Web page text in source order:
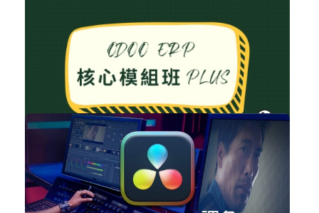
樞紐分析從基本功到進階實務
加入購物車
購買後有效期限：課程下架時
22074
NT$128,000
Odoo ERP 核心模組班 PLUS
企業經營 加入購物車
購買後有效期限：課程下架時